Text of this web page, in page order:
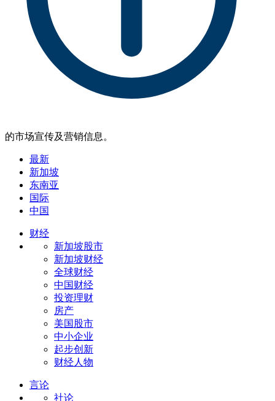
的市场宣传及营销信息。
最新
新加坡
东南亚
国际
中国
财经
新加坡股市
新加坡财经
全球财经
中国财经
投资理财
房产
美国股市
中小企业
起步创新
财经人物
言论
社论